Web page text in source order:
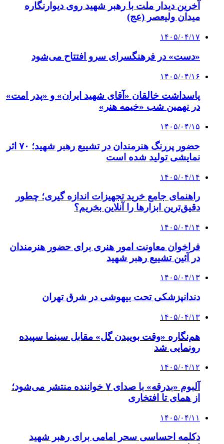
آخرین دیدار ملت با رهبر شهید روی دیوارنگاره
میدان ولیعصر (عج)
۱۴۰۵/۰۴/۱۷
«دست» در فرهنگسرای سرو افتتاح می‌شود
۱۴۰۵/۰۴/۱۶
پاسداشت خالقان «آقای شهید ایران» و «پدر امت»
در نهمین شب «خیمه هنر»
۱۴۰۵/۰۴/۱۵
حضور پررنگ هنرمندان در تشییع رهبر شهید؛ ۷۰ اثر
نمایشی تولید شده است
۱۴۰۵/۰۴/۱۴
راهنمای جامع خرید تجهیزات اندازه گیری؛ چطور
دقیق‌ترین ابزارها را آنلاین بخریم؟
۱۴۰۵/۰۴/۱۴
فراخوان معاونت امور هنری برای حضور هنرمندان
در آئین تشییع رهبر شهید
۱۴۰۵/۰۴/۱۳
دندانپزشکی تحت بیهوشی در شرق تهران
۱۴۰۵/۰۴/۱۳
هم‌نگاره «وقت بوییدن گل» مقابل سینما سپیده
رونمایی شد
۱۴۰۵/۰۴/۱۲
آلبوم «بدرقه» با صدای ۷ خواننده منتشر می‌شود؛
از همای تا افتخاری
۱۴۰۵/۰۴/۱۱
دکلمه‌ احساسی سحر امامی برای رهبر شهید